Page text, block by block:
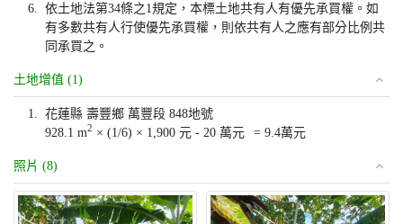
6.
依土地法第34條之1規定，本標土地共有人有優先承買權。如
有多數共有人行使優先承買權，則依共有人之應有部分比例共
同承買之。
土地增值 (1)
1.
花蓮縣 壽豐鄉 萬豐段 848地號
928.1 m2 × (1/6) × 1,900 元 - 20 萬元 = 9.4萬元
照片 (8)